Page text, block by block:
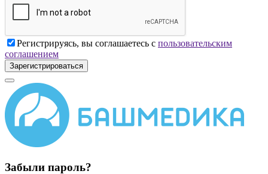
Регистрируясь, вы соглашаетесь с пользовательским
соглашением
Зарегистрироваться
Забыли пароль?